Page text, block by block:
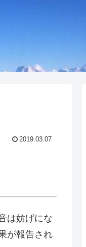
2019.03.07
は妨げにな
が報告され